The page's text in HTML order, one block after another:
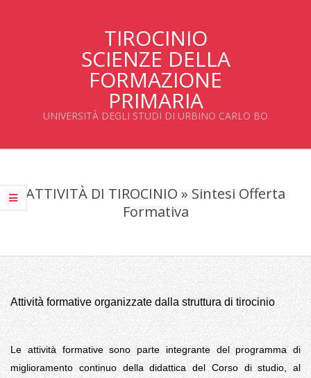
TIROCINIO
SCIENZE DELLA
FORMAZIONE
PRIMARIA
UNIVERSITÀ DEGLI STUDI DI URBINO CARLO BO
navigzione
ATTIVITÀ DI TIROCINIO » Sintesi Offerta
Formativa
Attività formative organizzate dalla struttura di tirocinio
Le attività formative sono parte integrante del programma di
miglioramento continuo della didattica del Corso di studio, al